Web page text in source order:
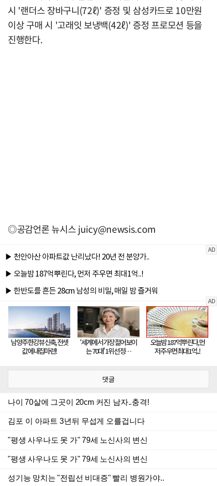
시 '랜더스 장바구니(72ℓ)' 증정 및 삼성카드로 10만원
이상 구매 시 '고래잇 보냉백(42ℓ)' 증정 프로모션 등을
진행한다.
◎공감언론 뉴시스juicy@newsis.com
댓글